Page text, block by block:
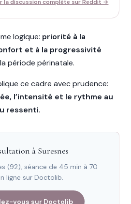
la discussion complète sur Reddit →
logique: priorité à la
et à la progressivité
période périnatale.
ce cadre avec prudence:
l’intensité et le rythme au
ressenti.
à Suresnes
(92), séance de 45 min à 70
ligne sur Doctolib.
vous sur Doctolib